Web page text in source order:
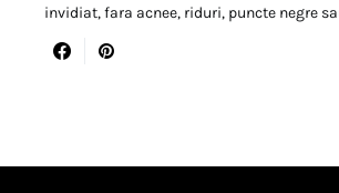
invidiat, fara acnee, riduri, puncte negre